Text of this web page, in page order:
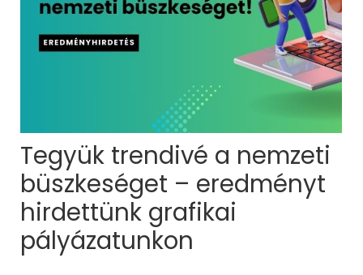
Tegyük trendivé a nemzeti
büszkeséget – eredményt
hirdettünk grafikai
pályázatunkon